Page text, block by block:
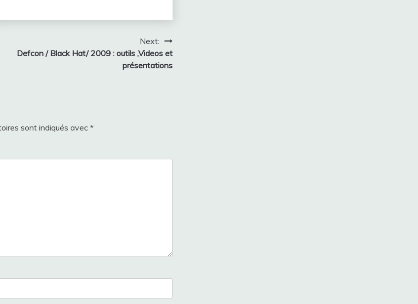
Next:
Defcon / Black Hat/ 2009 : outils ,Videos et
présentations
sont indiqués avec *